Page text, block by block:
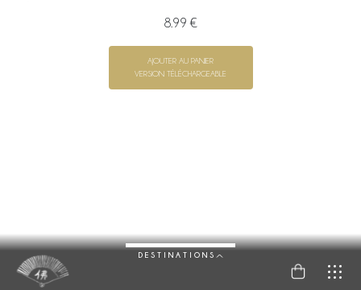
DESTINATIONS
8.99 €
AJOUTER AU PANIER
VERSION TÉLÉCHARGEABLE